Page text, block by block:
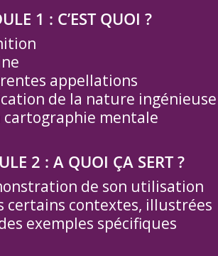
1 : C’EST QUOI ?
appellations
de la nature ingénieuse
cartographie mentale
2 : A QUOI ÇA SERT ?
de son utilisation
certains contextes, illustrées
exemples spécifiques